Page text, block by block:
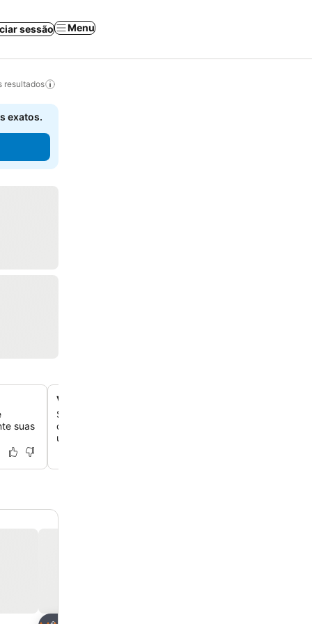
sessão Menu
resultados
exatos.
suas
Vistas da Praia de Amadores na encosta
Situado em uma encosta, o hotel oferece vistas
deslumbrantes da Praia de Amadores e do oceano,
um cenário pitoresco para sua estadia.